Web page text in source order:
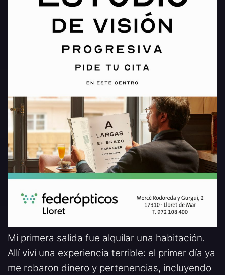
Mi primera salida fue alquilar una habitación.
Allí viví una experiencia terrible: el primer día ya
me robaron dinero y pertenencias, incluyendo